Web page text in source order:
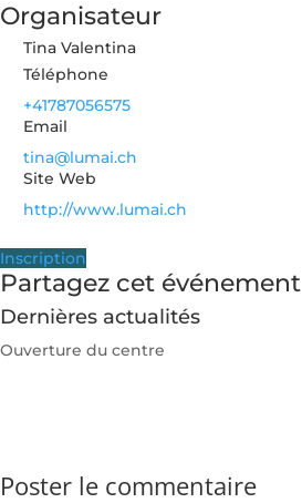
Organisateur
Tina Valentina
Téléphone
+41787056575
Email
tina@lumai.ch
Site Web
http://www.lumai.ch
Inscription
Partagez cet événement
Dernières actualités
Ouverture du centre
Poster le commentaire